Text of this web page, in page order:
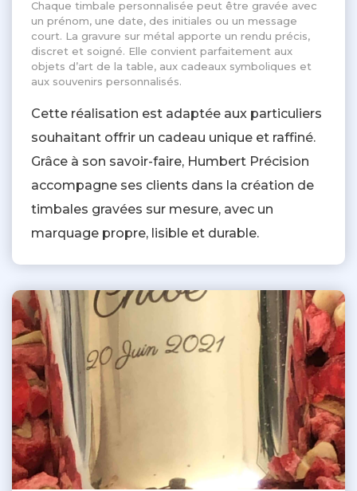
Chaque timbale personnalisée peut être gravée avec
un prénom, une date, des initiales ou un message
court. La gravure sur métal apporte un rendu précis,
discret et soigné. Elle convient parfaitement aux
objets d’art de la table, aux cadeaux symboliques et
aux souvenirs personnalisés.
Cette réalisation est adaptée aux particuliers
souhaitant offrir un cadeau unique et raffiné.
Grâce à son savoir-faire, Humbert Précision
accompagne ses clients dans la création de
timbales gravées sur mesure, avec un
marquage propre, lisible et durable.